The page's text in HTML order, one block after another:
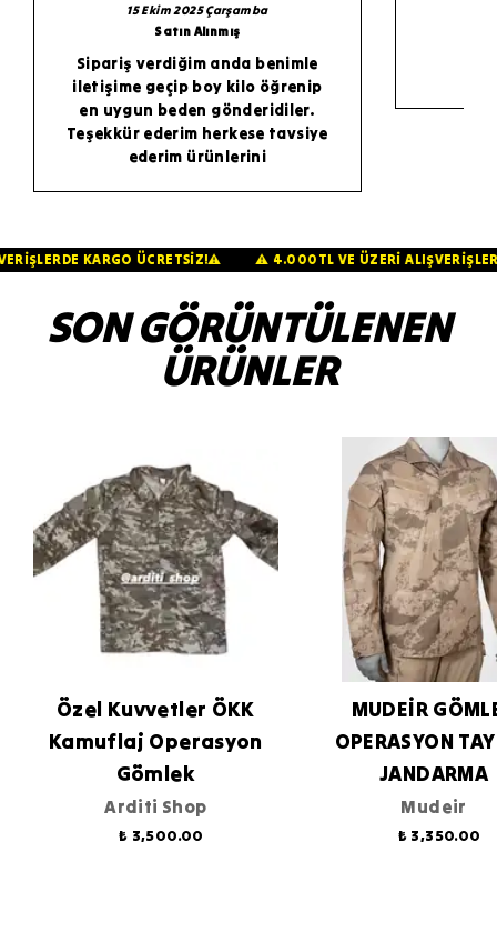
15 Ekim 2025 Çarşamba
Satın Alınmış
Sipariş verdiğim anda benimle
iletişime geçip boy kilo öğrenip
en uygun beden gönderidiler.
Teşekkür ederim herkese tavsiye
ederim ürünlerini
KARGO ÜCRETSİZ!⚠️ ⚠️ 4.000TL VE ÜZERİ
SON GÖRÜNTÜLENEN
ÜRÜNLER
Özel Kuvvetler ÖKK
Kamuflaj Operasyon
Gömlek
Arditi Shop
₺ 3,500.00
MUDEİR
OPERASYON
JANDARMA
Mudeir
₺ 3,350.00